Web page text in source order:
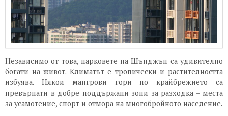
Независимо от това, парковете на Шънджън са удивително
богати на живот. Климатът е тропически и растителността
избуява. Някои мангрови гори по крайбрежието са
превърнати в добре поддържани зони за разходка – места
за усамотение, спорт и отмора на многобройното население.